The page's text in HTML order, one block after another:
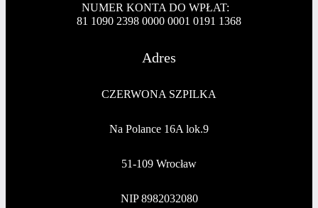
NUMER KONTA DO WPŁAT:
81 1090 2398 0000 0001 0191 1368
Adres
CZERWONA SZPILKA
Na Polance 16A lok.9
51-109 Wrocław
NIP 8982032080